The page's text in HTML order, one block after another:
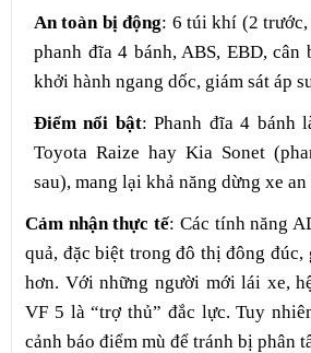
An toàn bị động: 6 túi khí (2 trước,
phanh đĩa 4 bánh, ABS, EBD,
khởi hành ngang dốc, giám sát áp
Điểm nổi bật: Phanh đĩa 4 bánh
Toyota Raize hay Kia Sonet
sau), mang lại khả năng dừng xe an
Cảm nhận thực tế: Các tính năng
quả, đặc biệt trong đô thị đông
hơn. Với những người mới lái xe,
VF 5 là “trợ thủ” đắc lực. Tuy
cảnh báo điểm mù để tránh bị phân